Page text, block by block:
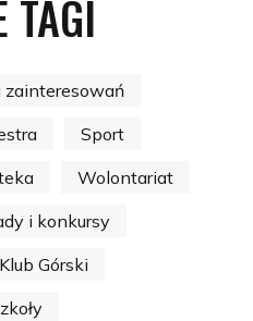
TAGI
zainteresowań
Sport
Wolontariat
i konkursy
Górski